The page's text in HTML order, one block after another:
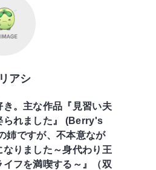
アシ
。主な作品『見習い夫
られました』 (Berry's
姉ですが、不本意なが
りました～身代わり王
フを満喫する～』（双